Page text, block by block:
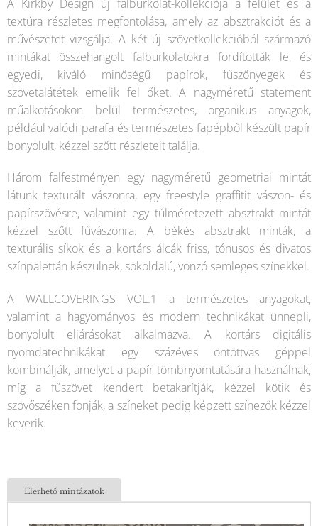
A Kirkby Design új falburkolat-kollekciója a felület és a
textúra részletes megfontolása, amely az absztrakciót és a
művészetet vizsgálja. A két új szövetkollekcióból származó
mintákat összehangolt falburkolatokra fordították le, és
egyedi, kiváló minőségű papírok, fűszőnyegek és
szövetalátétek emelik fel őket. A nagyméretű statement
műalkotásokon belül természetes, organikus anyagok,
például valódi parafa és természetes fapépből készült papír
bonyolult, kézzel szőtt részleteit találja.
Három falfestményen egy nagyméretű geometriai mintát
látunk texturált vászonra, egy freestyle graffitit vászon- és
papírszövésre, valamint egy túlméretezett absztrakt mintát
kézzel szőtt fűvászonra. A békés absztrakt minták, a
texturális síkok és a kortárs álcák friss, tónusos és divatos
színpalettán készülnek, sokoldalú, vonzó semleges színekkel.
A WALLCOVERINGS VOL.1 a természetes anyagokat,
valamint a hagyományos és modern technikákat ünnepli,
bonyolult eljárásokat alkalmazva. A kortárs digitális
nyomdatechnikákat egy százéves öntöttvas géppel
kombinálják, amelyet a papír tömbnyomtatására használnak,
míg a fűszövet kendert betakarítják, kézzel kötik és
szövőszéken fonják, a színeket pedig képzett színezők kézzel
keverik.
Elérhető mintázatok